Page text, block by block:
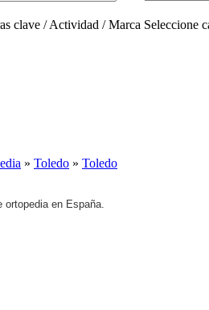
clave / Actividad / Marca Seleccione
» Toledo » Toledo
en España.